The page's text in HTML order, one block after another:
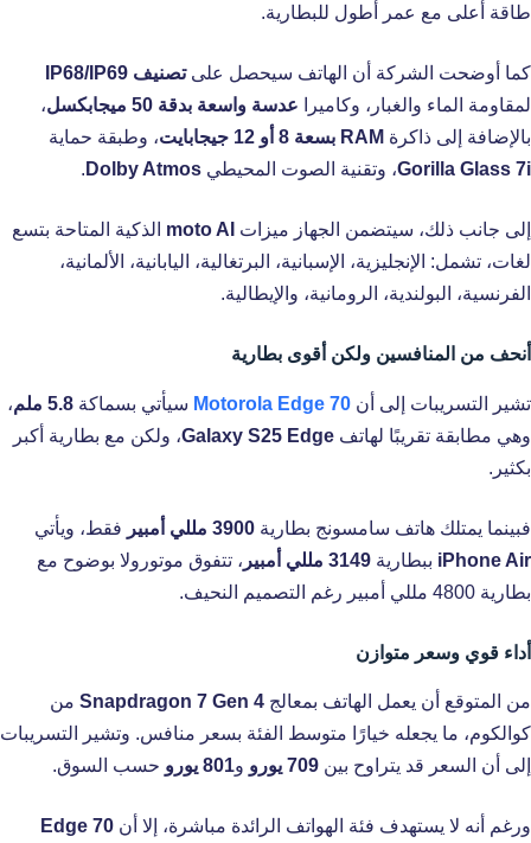
طاقة أعلى مع عمر أطول للبطارية.
كما أوضحت الشركة أن الهاتف سيحصل علىتصنيف IP68/IP69
لمقاومة الماء والغبار، وكاميرا عدسة واسعة بدقة 50 ميجابكسل
،
بالإضافة إلى ذاكرة RAM بسعة 8 أو 12 جيجابايت
، وطبقة حماية
Gorilla Glass 7i، وتقنية الصوت المحيطي Dolby Atmos
.
إلى جانب ذلك، سيتضمن الجهاز ميزات moto AI الذكية المتاحة بتسع
لغات، تشمل: الإنجليزية، الإسبانية، البرتغالية، اليابانية، الألمانية،
الفرنسية، البولندية، الرومانية، والإيطالية.
أنحف من المنافسين ولكن أقوى بطارية
تشير التسريبات إلى أن Motorola Edge 70 سيأتي بسماكة 5.8 ملم
،
وهي مطابقة تقريبًا لهاتف Galaxy S25 Edge، ولكن مع بطارية أكبر
بكثير.
فبينما يمتلك هاتف سامسونج بطارية 3900 مللي أمبير
فقط، ويأتي
iPhone Air ببطارية 3149 مللي أمبير
، تتفوق موتورولا بوضوح مع
بطارية 4800 مللي أمبير رغم التصميم النحيف.
أداء قوي وسعر متوازن
من المتوقع أن يعمل الهاتف بمعالج Snapdragon 7 Gen 4 من
كوالكوم، ما يجعله خيارًا متوسط الفئة بسعر منافس. وتشير التسريبات
إلى أن السعر قد يتراوح بين 709 يورو و801 يورو حسب السوق.
ورغم أنه لا يستهدف فئة الهواتف الرائدة مباشرة، إلا أن Edge 70